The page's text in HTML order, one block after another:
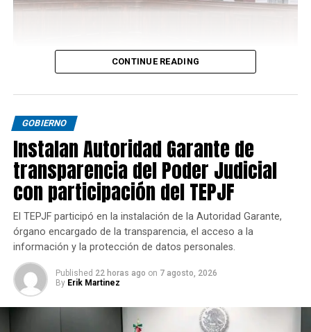
CONTINUE READING
GOBIERNO
Instalan Autoridad Garante de
transparencia del Poder Judicial
con participación del TEPJF
El TEPJF participó en la instalación de la Autoridad Garante,
órgano encargado de la transparencia, el acceso a la
información y la protección de datos personales.
Published 22 horas ago on 7 agosto, 2026
By Erik Martinez